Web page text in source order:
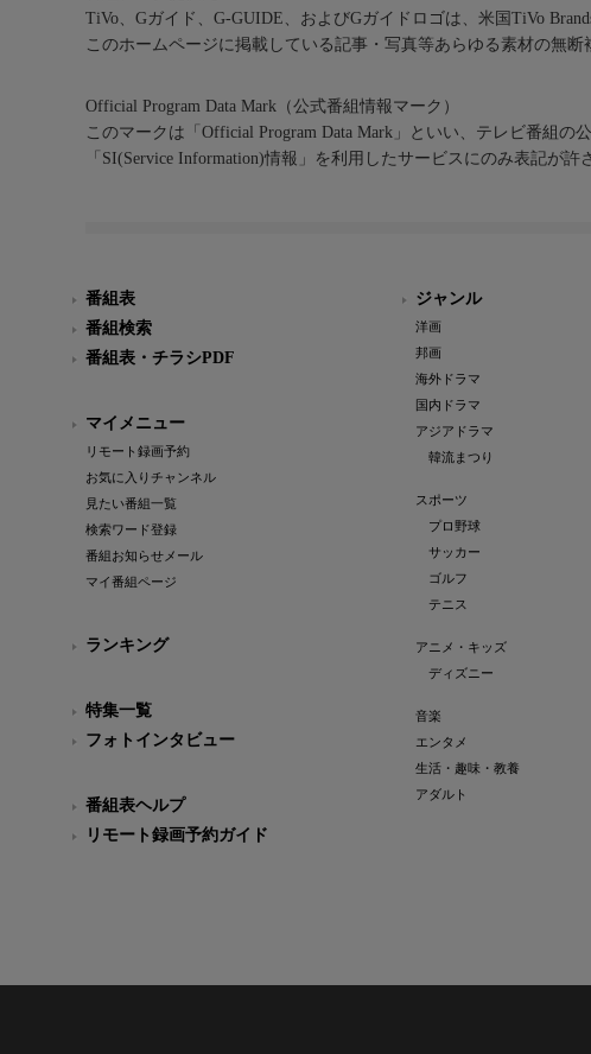
TiVo、Gガイド、G-GUIDE、およびGガイドロゴは、米国TiVo
このホームページに掲載している記事・写真等あらゆる素材の無断
Official Program Data Mark（公式番組情報マーク）
このマークは「Official Program Data Mark」といい、テレビ番組の
「SI(Service Information)情報」を利用したサービスにのみ表記が許
番組表
番組検索
番組表・チラシPDF
マイメニュー
リモート録画予約
お気に入りチャンネル
見たい番組一覧
検索ワード登録
番組お知らせメール
マイ番組ページ
ランキング
特集一覧
フォトインタビュー
番組表ヘルプ
リモート録画予約ガイド
ジャンル
洋画
邦画
海外ドラマ
国内ドラマ
アジアドラマ
韓流まつり
スポーツ
プロ野球
サッカー
ゴルフ
テニス
アニメ・キッズ
ディズニー
音楽
エンタメ
生活・趣味・教養
アダルト